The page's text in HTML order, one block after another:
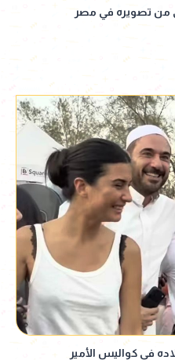
من تصويره في مصر
في كواليس الأمير